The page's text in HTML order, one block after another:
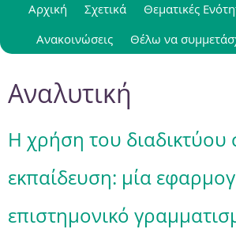
Αρχική Σχετικά Θεματικές
Ανακοινώσεις
Θέλω να
Αναλυτική
Η χρήση του διαδικτύου
εκπαίδευση: μία
επιστημονικό